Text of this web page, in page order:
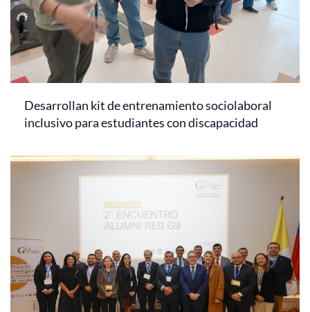
Desarrollan kit de entrenamiento sociolaboral
inclusivo para estudiantes con discapacidad